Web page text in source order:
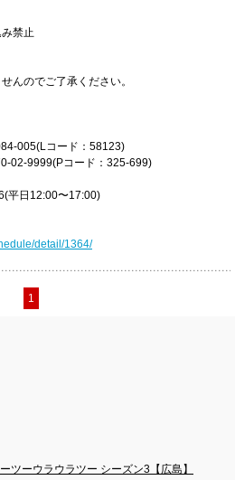
禁止
んのでご了承ください。
005(Lコード：58123)
02-9999(Pコード：325-699)
平日12:00〜17:00)
detail/1364/
1
ツーウラウラツー シーズン3【広島】